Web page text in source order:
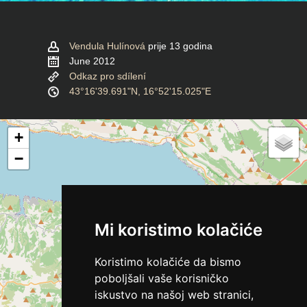
Mi koristimo kolačiće
Koristimo kolačiće da bismo
poboljšali vaše korisničko
iskustvo na našoj web stranici,
Vendula Hulínová prije 13 godina
June 2012
Odkaz pro sdílení
43°16'39.691"N, 16°52'15.025"E
+
−